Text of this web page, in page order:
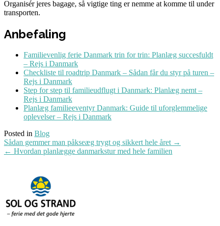
Organisér jeres bagage, så vigtige ting er nemme at komme til under
transporten.
Anbefaling
Familievenlig ferie Danmark trin for trin: Planlæg succesfuldt
– Rejs i Danmark
Checkliste til roadtrip Danmark – Sådan får du styr på turen –
Rejs i Danmark
Step for step til familieudflugt i Danmark: Planlæg nemt –
Rejs i Danmark
Planlæg familieeventyr Danmark: Guide til uforglemmelige
oplevelser – Rejs i Danmark
Posted in Blog
Post
navigation
Sådan gemmer man påkseæg trygt og sikkert hele året →
← Hvordan planlægge danmarkstur med hele familien